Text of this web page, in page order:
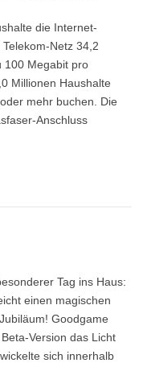
die Internet-
Netz 34,2
100 Megabit pro
Millionen Haushalte
mehr buchen. Die
Anschluss
Tag ins Haus:
einen magischen
Goodgame
Version das Licht
sich innerhalb